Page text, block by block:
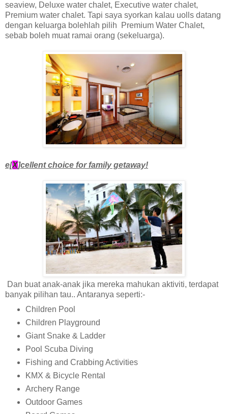
seaview, Deluxe water chalet, Executive water chalet,
Premium water chalet. Tapi saya syorkan kalau uolls datang
dengan keluarga bolehlah pilih Premium Water Chalet,
sebab boleh muat ramai orang (sekeluarga).
e[X]cellent choice for family getaway!
Dan buat anak-anak jika mereka mahukan aktiviti, terdapat
banyak pilihan tau.. Antaranya seperti:-
Children Pool
Children Playground
Giant Snake & Ladder
Pool Scuba Diving
Fishing and Crabbing Activities
KMX & Bicycle Rental
Archery Range
Outdoor Games